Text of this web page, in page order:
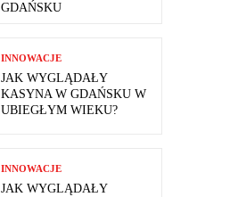
GDAŃSKU
INNOWACJE
JAK WYGLĄDAŁY
KASYNA W GDAŃSKU W
UBIEGŁYM WIEKU?
INNOWACJE
JAK WYGLĄDAŁY